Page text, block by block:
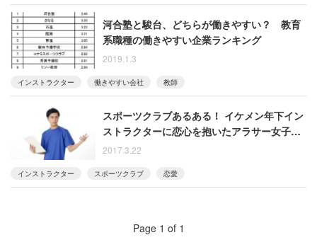
河合塾と駿台、どちらが働きやすい？ 教育
系職種の働きやすい企業ランキング
2019.1.3
インストラクター 働きやすい会社 教師
スポーツクラブあるある！ イケメン年下イン
ストラクターに恋心を抱いたアラサー女子に
冷や水をぶっかけよう！
2017.3.22
インストラクター スポーツクラブ 恋愛
Page 1 of 1